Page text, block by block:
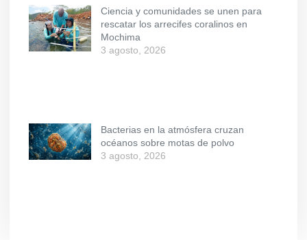
Ciencia y comunidades se unen para
rescatar los arrecifes coralinos en
Mochima
3 agosto, 2026
Bacterias en la atmósfera cruzan
océanos sobre motas de polvo
3 agosto, 2026